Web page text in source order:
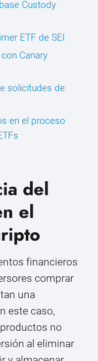
Custody
ETF de SEI
Canary
solicitudes de
en el proceso
del
el
financieros
comprar
una
este caso,
no
al eliminar